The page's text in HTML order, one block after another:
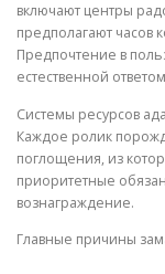
включают центры
предполагают часов
Предпочтение в
естественной
Системы ресурсов
Каждое ролик
поглощения, из
приоритетные
вознаграждение.
Главные причины